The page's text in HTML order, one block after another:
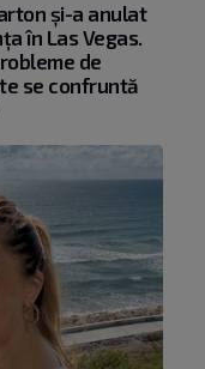
și-a anulat
în Las Vegas.
de
se confruntă